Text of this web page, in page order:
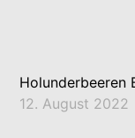
Holunderbeeren
12. August 2022